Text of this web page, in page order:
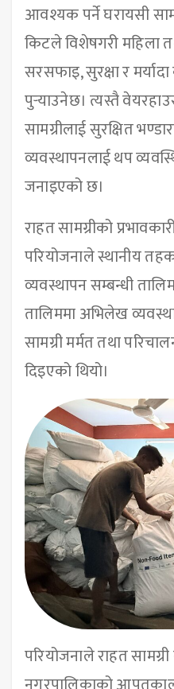
आवश्यक पर्ने घरायसी
किटले विशेषगरी महिला
सरसफाइ, सुरक्षा र
पुर्‍याउनेछ। त्यस्तै
सामग्रीलाई सुरक्षित
व्यवस्थापनलाई थप
जनाइएको छ।
राहत सामग्रीको
परियोजनाले स्थानीय
व्यवस्थापन सम्बन्धी
तालिममा अभिलेख
सामग्री मर्मत तथा
दिइएको थियो।
परियोजनाले राहत